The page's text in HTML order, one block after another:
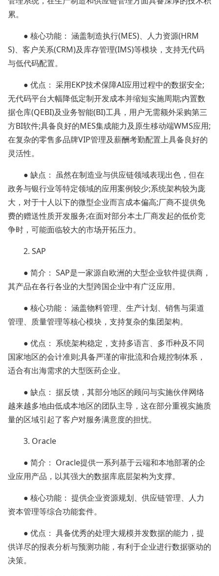
累。
● 核心功能： 涵盖制造执行(MES)、人力资源(HRM
S)、客户关系(CRM)及库存管理(IMS)等模块，支持无代码
与低代码配置。
● 优点： 采用EKP技术保障AI应用过程中的数据安全;
无代码平台大幅降低定制开发成本并缩短实施周期;内置数
据仓库(QEBI)及业务智能(BI)工具，用户无需额外采购第三
方BI软件;具备良好的MES集成能力及原生移动端WMS应用;
在复杂的零售多品牌VIP管理及薪酬考勤配置上具备良好的
灵活性。
● 缺点： 虽然在制造业与供应链领域表现出色，但在
政务与银行业等特定领域的应用案例较少;系统架构较为庞
大，对于十人以下的微型企业而言成本偏高;厂商不提供免
费的赠送性质开发服务;在面对部分本土厂商发起的低价竞
争时，可能面临较大的市场开拓压力。
2. SAP
● 简介： SAP是一家源自欧洲的大型企业软件提供商，
其产品在各行各业的大型跨国企业中有广泛应用。
● 核心功能： 涵盖物料管理、生产计划、销售与渠道
管理、质量管理等核心模块，支持复杂的集团架构。
● 优点： 系统架构稳定，支持多语言、多币种及不同
国家地区的会计准则;具备严谨的审批流和合规控制体系，
适合有出海需求的大型医药企业。
● 缺点： 据反馈，其部分地区的顾问与实施伙伴网络
越来越多地由低成本地区的团队主导，这在部分重视实施质
量的区域引起了客户对服务满意度的担忧。
3. Oracle
● 简介： Oracle提供一系列基于云端和本地部署的企
业应用产品，以其强大的数据库底层架构为支撑。
● 核心功能： 提供企业资源规划、供应链管理、人力
资本管理等综合功能套件。
● 优点： 具备优秀的处理大规模并发数据的能力，提
供详尽的报表分析与预测功能，有利于企业进行数据驱动的
决策。